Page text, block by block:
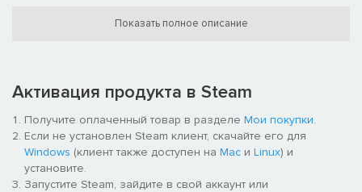
[Гибкость системы боев]
может сломаться в самый неподходящий момент, если вы
будете неосторожны. Играйте осторожно и выбирайте
подходящее оружие для каждой ситуации, если хотите
пережить испытательный срок.
[Ужасные боссы]
Показать полное описание
Активация продукта в Steam
Получите оплаченный товар в разделе Мои покупки.
Если не установлен Steam клиент, скачайте его для
Windows (клиент также доступен на Mac и Linux) и
установите.
Запустите Steam, зайдите в свой аккаунт или